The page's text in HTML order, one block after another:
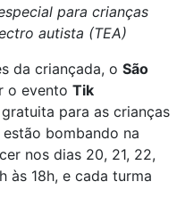
para crianças
autista (TEA)
da criançada, o São
o evento Tik
para as crianças
bombando na
nos dias 20, 21, 22,
às 18h, e cada turma